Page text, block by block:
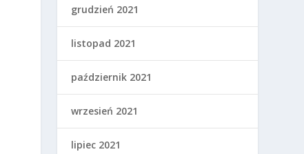
grudzień 2021
listopad 2021
październik 2021
wrzesień 2021
lipiec 2021